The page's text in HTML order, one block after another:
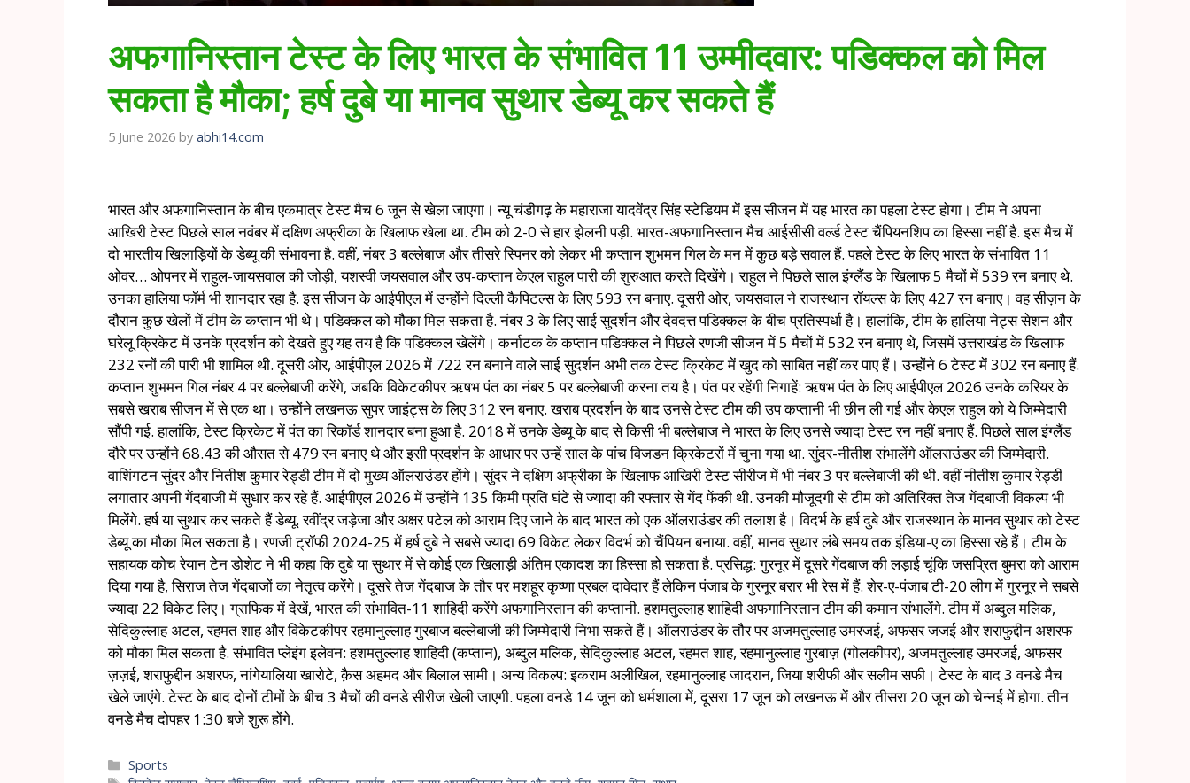
अफगानिस्तान टेस्ट के लिए भारत के संभावित 11 उम्मीदवार: पडिक्कल को मिल
सकता है मौका; हर्ष दुबे या मानव सुथार डेब्यू कर सकते हैं
5 June 2026 by abhi14.com
भारत और अफगानिस्तान के बीच एकमात्र टेस्ट मैच 6 जून से खेला जाएगा। न्यू चंडीगढ़ के महाराजा यादवेंद्र सिंह स्टेडियम में इस सीजन में यह भारत का पहला टेस्ट होगा। टीम ने अपना
आखिरी टेस्ट पिछले साल नवंबर में दक्षिण अफ्रीका के खिलाफ खेला था. टीम को 2-0 से हार झेलनी पड़ी. भारत-अफगानिस्तान मैच आईसीसी वर्ल्ड टेस्ट चैंपियनशिप का हिस्सा नहीं है. इस मैच में
दो भारतीय खिलाड़ियों के डेब्यू की संभावना है. वहीं, नंबर 3 बल्लेबाज और तीसरे स्पिनर को लेकर भी कप्तान शुभमन गिल के मन में कुछ बड़े सवाल हैं. पहले टेस्ट के लिए भारत के संभावित 11
ओवर… ओपनर में राहुल-जायसवाल की जोड़ी, यशस्वी जयसवाल और उप-कप्तान केएल राहुल पारी की शुरुआत करते दिखेंगे। राहुल ने पिछले साल इंग्लैंड के खिलाफ 5 मैचों में 539 रन बनाए थे.
उनका हालिया फॉर्म भी शानदार रहा है. इस सीजन के आईपीएल में उन्होंने दिल्ली कैपिटल्स के लिए 593 रन बनाए. दूसरी ओर, जयसवाल ने राजस्थान रॉयल्स के लिए 427 रन बनाए। वह सीज़न के
दौरान कुछ खेलों में टीम के कप्तान भी थे। पडिक्कल को मौका मिल सकता है. नंबर 3 के लिए साई सुदर्शन और देवदत्त पडिक्कल के बीच प्रतिस्पर्धा है। हालांकि, टीम के हालिया नेट्स सेशन और
घरेलू क्रिकेट में उनके प्रदर्शन को देखते हुए यह तय है कि पडिक्कल खेलेंगे। कर्नाटक के कप्तान पडिक्कल ने पिछले रणजी सीजन में 5 मैचों में 532 रन बनाए थे, जिसमें उत्तराखंड के खिलाफ
232 रनों की पारी भी शामिल थी. दूसरी ओर, आईपीएल 2026 में 722 रन बनाने वाले साई सुदर्शन अभी तक टेस्ट क्रिकेट में खुद को साबित नहीं कर पाए हैं। उन्होंने 6 टेस्ट में 302 रन बनाए हैं.
कप्तान शुभमन गिल नंबर 4 पर बल्लेबाजी करेंगे, जबकि विकेटकीपर ऋषभ पंत का नंबर 5 पर बल्लेबाजी करना तय है। पंत पर रहेंगी निगाहें: ऋषभ पंत के लिए आईपीएल 2026 उनके करियर के
सबसे खराब सीजन में से एक था। उन्होंने लखनऊ सुपर जाइंट्स के लिए 312 रन बनाए. खराब प्रदर्शन के बाद उनसे टेस्ट टीम की उप कप्तानी भी छीन ली गई और केएल राहुल को ये जिम्मेदारी
सौंपी गई. हालांकि, टेस्ट क्रिकेट में पंत का रिकॉर्ड शानदार बना हुआ है. 2018 में उनके डेब्यू के बाद से किसी भी बल्लेबाज ने भारत के लिए उनसे ज्यादा टेस्ट रन नहीं बनाए हैं. पिछले साल इंग्लैंड
दौरे पर उन्होंने 68.43 की औसत से 479 रन बनाए थे और इसी प्रदर्शन के आधार पर उन्हें साल के पांच विजडन क्रिकेटरों में चुना गया था. सुंदर-नीतीश संभालेंगे ऑलराउंडर की जिम्मेदारी.
वाशिंगटन सुंदर और नितीश कुमार रेड्डी टीम में दो मुख्य ऑलराउंडर होंगे। सुंदर ने दक्षिण अफ्रीका के खिलाफ आखिरी टेस्ट सीरीज में भी नंबर 3 पर बल्लेबाजी की थी. वहीं नीतीश कुमार रेड्डी
लगातार अपनी गेंदबाजी में सुधार कर रहे हैं. आईपीएल 2026 में उन्होंने 135 किमी प्रति घंटे से ज्यादा की रफ्तार से गेंद फेंकी थी. उनकी मौजूदगी से टीम को अतिरिक्त तेज गेंदबाजी विकल्प भी
मिलेंगे. हर्ष या सुथार कर सकते हैं डेब्यू. रवींद्र जड़ेजा और अक्षर पटेल को आराम दिए जाने के बाद भारत को एक ऑलराउंडर की तलाश है। विदर्भ के हर्ष दुबे और राजस्थान के मानव सुथार को टेस्ट
डेब्यू का मौका मिल सकता है। रणजी ट्रॉफी 2024-25 में हर्ष दुबे ने सबसे ज्यादा 69 विकेट लेकर विदर्भ को चैंपियन बनाया. वहीं, मानव सुथार लंबे समय तक इंडिया-ए का हिस्सा रहे हैं। टीम के
सहायक कोच रेयान टेन डोशेट ने भी कहा कि दुबे या सुथार में से कोई एक खिलाड़ी अंतिम एकादश का हिस्सा हो सकता है. प्रसिद्ध: गुरनूर में दूसरे गेंदबाज की लड़ाई चूंकि जसप्रित बुमरा को आराम
दिया गया है, सिराज तेज गेंदबाजों का नेतृत्व करेंगे। दूसरे तेज गेंदबाज के तौर पर मशहूर कृष्णा प्रबल दावेदार हैं लेकिन पंजाब के गुरनूर बरार भी रेस में हैं. शेर-ए-पंजाब टी-20 लीग में गुरनूर ने सबसे
ज्यादा 22 विकेट लिए। ग्राफिक में देखें, भारत की संभावित-11 शाहिदी करेंगे अफगानिस्तान की कप्तानी. हशमतुल्लाह शाहिदी अफगानिस्तान टीम की कमान संभालेंगे. टीम में अब्दुल मलिक,
सेदिकुल्लाह अटल, रहमत शाह और विकेटकीपर रहमानुल्लाह गुरबाज बल्लेबाजी की जिम्मेदारी निभा सकते हैं। ऑलराउंडर के तौर पर अजमतुल्लाह उमरजई, अफसर जजई और शराफुद्दीन अशरफ
को मौका मिल सकता है. संभावित प्लेइंग इलेवन: हशमतुल्लाह शाहिदी (कप्तान), अब्दुल मलिक, सेदिकुल्लाह अटल, रहमत शाह, रहमानुल्लाह गुरबाज़ (गोलकीपर), अजमतुल्लाह उमरजई, अफसर
ज़ज़ई, शराफुद्दीन अशरफ, नांगेयालिया खारोटे, क़ैस अहमद और बिलाल सामी। अन्य विकल्प: इकराम अलीखिल, रहमानुल्लाह जादरान, जिया शरीफी और सलीम सफी। टेस्ट के बाद 3 वनडे मैच
खेले जाएंगे. टेस्ट के बाद दोनों टीमों के बीच 3 मैचों की वनडे सीरीज खेली जाएगी. पहला वनडे 14 जून को धर्मशाला में, दूसरा 17 जून को लखनऊ में और तीसरा 20 जून को चेन्नई में होगा. तीन
वनडे मैच दोपहर 1:30 बजे शुरू होंगे.
Sports